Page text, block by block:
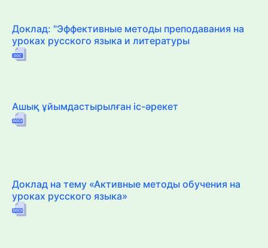
Доклад: "Эффективные методы преподавания на
уроках русского языка и литературы
Ашық ұйымдастырылған іс-әрекет
Доклад на тему «Активные методы обучения на
уроках русского языка»